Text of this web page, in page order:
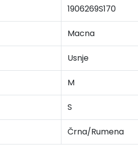
1906269S170
Macna
Usnje
M
S
Črna/Rumena